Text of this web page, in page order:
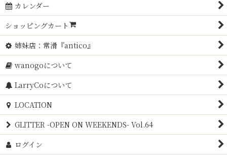
カレンダー
ショッピングカート
姉妹店：常滑『antico』
wanogoについて
LarryCoについて
LOCATION
GLITTER -OPEN ON WEEKENDS- Vol.64
ログイン